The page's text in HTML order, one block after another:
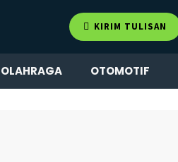
KIRIM TULISAN
OLAHRAGA OTOMOTIF